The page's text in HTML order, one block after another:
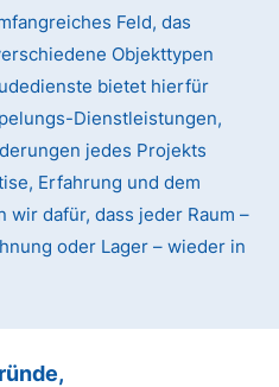
Feld, das
Objekttypen
bietet hierfür
Dienstleistungen,
jedes Projekts
Erfahrung und dem
dafür, dass jeder Raum –
oder Lager – wieder in